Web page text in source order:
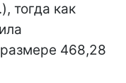
тогда как
468,28